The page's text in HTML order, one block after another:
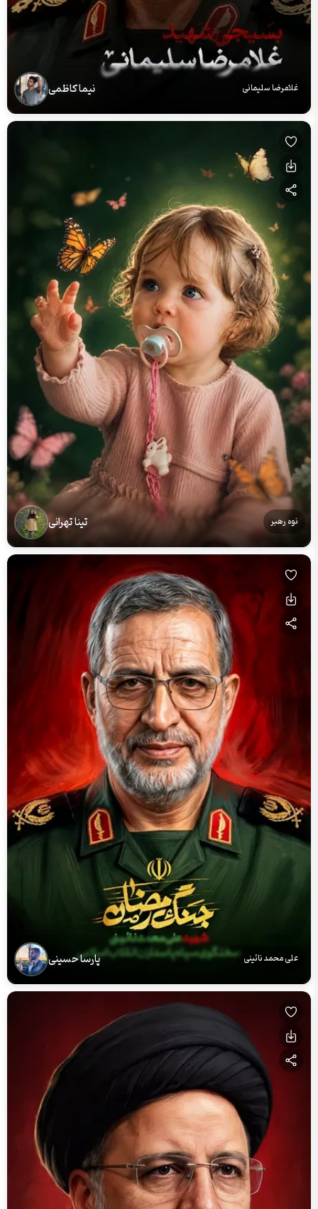
غلامرضا سلیمانی نیما کاظمی
نوه رهبر تینا تهرانی
علی محمد نائینی پارسا حسینی